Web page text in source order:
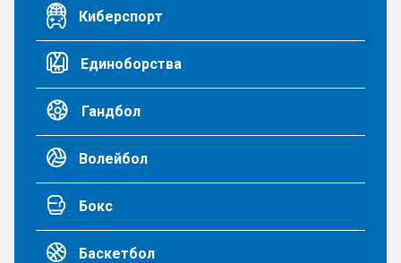
Киберспорт
Единоборства
Гандбол
Волейбол
Бокс
Баскетбол